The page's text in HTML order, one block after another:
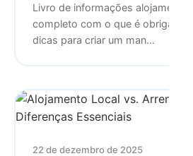
Livro de informações alojamento
completo com o que é
dicas para criar um man…
22 de dezembro de 2025